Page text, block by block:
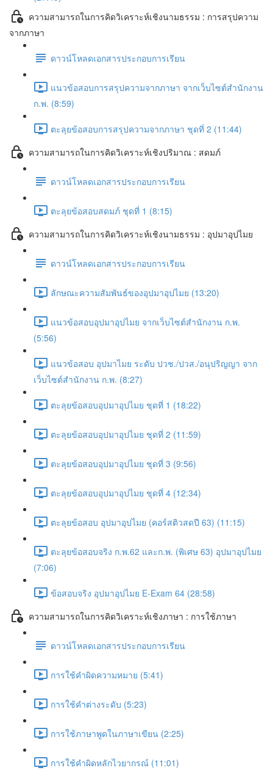
ความสามารถในการคิดวิเคราะห์เชิงนามธรรม : การสรุปความ
จากภาษา
ดาวน์โหลดเอกสารประกอบการเรียน
แนวข้อสอบการสรุปความจากภาษา จากเว็บไซต์สำนักงาน
ก.พ. (8:59)
ตะลุยข้อสอบการสรุปความจากภาษา ชุดที่ 2 (11:44)
ความสามารถในการคิดวิเคราะห์เชิงปริมาณ : สดมภ์
ดาวน์โหลดเอกสารประกอบการเรียน
ตะลุยข้อสอบสดมภ์ ชุดที่ 1 (8:15)
ความสามารถในการคิดวิเคราะห์เชิงนามธรรม : อุปมาอุปไมย
ดาวน์โหลดเอกสารประกอบการเรียน
ลักษณะความสัมพันธ์ของอุปมาอุปไมย (13:20)
แนวข้อสอบอุปมาอุปไมย จากเว็บไซต์สำนักงาน ก.พ.
(5:56)
แนวข้อสอบ อุปมาไมย ระดับ ปวช./ปวส./อนุปริญญา จาก
เว็บไซต์สำนักงาน ก.พ. (8:27)
ตะลุยข้อสอบอุปมาอุปไมย ชุดที่ 1 (18:22)
ตะลุยข้อสอบอุปมาอุปไมย ชุดที่ 2 (11:59)
ตะลุยข้อสอบอุปมาอุปไมย ชุดที่ 3 (9:56)
ตะลุยข้อสอบอุปมาอุปไมย ชุดที่ 4 (12:34)
ตะลุยข้อสอบ อุปมาอุปไมย (คอร์สติวสดปี 63) (11:15)
ตะลุยข้อสอบจริง ก.พ.62 และก.พ. (พิเศษ 63) อุปมาอุปไมย
(7:06)
ข้อสอบจริง อุปมาอุปไมย E-Exam 64 (28:58)
ความสามารถในการคิดวิเคราะห์เชิงภาษา : การใช้ภาษา
ดาวน์โหลดเอกสารประกอบการเรียน
การใช้คำผิดความหมาย (5:41)
การใช้คำต่างระดับ (5:23)
การใช้ภาษาพูดในภาษาเขียน (2:25)
การใช้คำผิดหลักไวยากรณ์ (11:01)